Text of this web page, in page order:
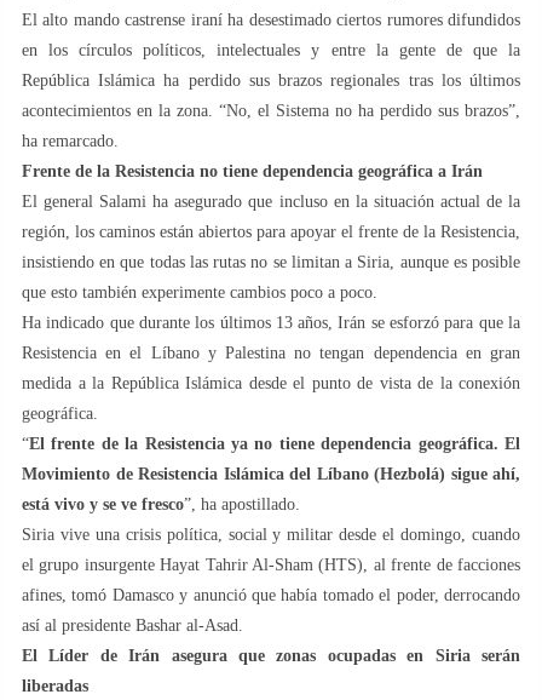
El alto mando castrense iraní ha desestimado ciertos rumores difundidos
en los círculos políticos, intelectuales y entre la gente de que la
República Islámica ha perdido sus brazos regionales tras los últimos
acontecimientos en la zona. “No, el Sistema no ha perdido sus brazos”,
ha remarcado.
Frente de la Resistencia no tiene dependencia geográfica a Irán
El general Salami ha asegurado que incluso en la situación actual de la
región, los caminos están abiertos para apoyar el frente de la Resistencia,
insistiendo en que todas las rutas no se limitan a Siria, aunque es posible
que esto también experimente cambios poco a poco.
Ha indicado que durante los últimos 13 años, Irán se esforzó para que la
Resistencia en el Líbano y Palestina no tengan dependencia en gran
medida a la República Islámica desde el punto de vista de la conexión
geográfica.
“El frente de la Resistencia ya no tiene dependencia geográfica. El
Movimiento de Resistencia Islámica del Líbano (Hezbolá) sigue ahí,
está vivo y se ve fresco”, ha apostillado.
Siria vive una crisis política, social y militar desde el domingo, cuando
el grupo insurgente Hayat Tahrir Al-Sham (HTS), al frente de facciones
afines, tomó Damasco y anunció que había tomado el poder, derrocando
así al presidente Bashar al-Asad.
El Líder de Irán asegura que zonas ocupadas en Siria serán
liberadas